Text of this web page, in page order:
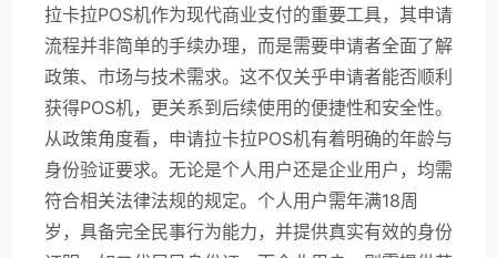
拉卡拉POS机作为现代商业支付的重要工具，其申请
流程并非简单的手续办理，而是需要申请者全面了解
政策、市场与技术需求。这不仅关乎申请者能否顺利
获得POS机，更关系到后续使用的便捷性和安全性。
从政策角度看，申请拉卡拉POS机有着明确的年龄与
身份验证要求。无论是个人用户还是企业用户，均需
符合相关法律法规的规定。个人用户需年满18周
岁，具备完全民事行为能力，并提供真实有效的身份